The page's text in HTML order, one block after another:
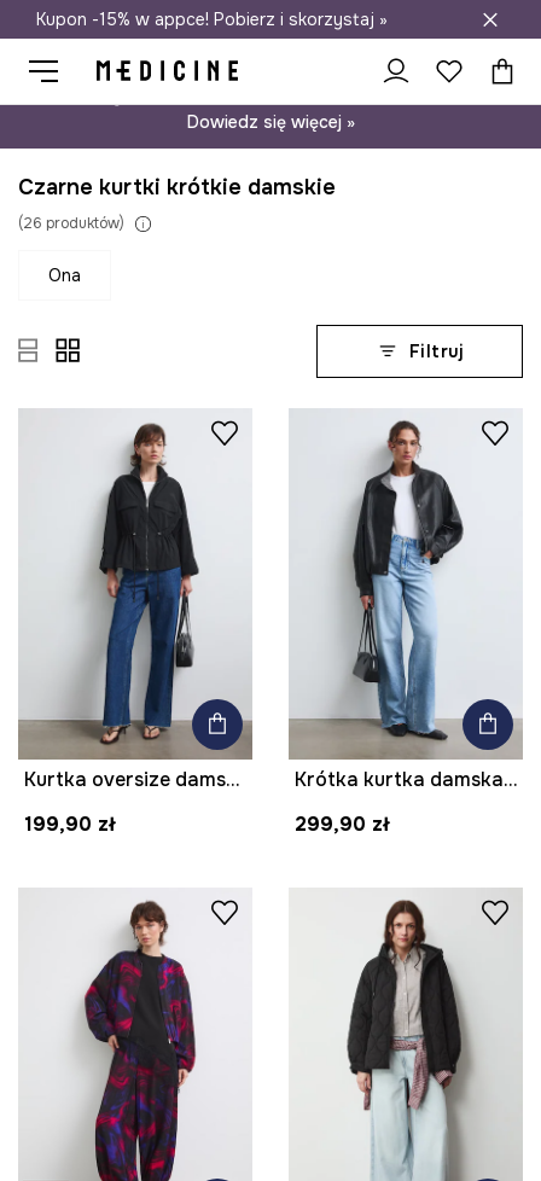
Darmowa dostawa do salonów
Kupon -15% w appce! Pobierz i skorzystaj »
Dowiedz się więcej »
Czarne kurtki krótkie damskie
(26 produktów)
ona
Filtruj
Kurtka oversize damska gładka
199,90 zł
Krótka kurtka damska z imitacji skóry
299,90 zł